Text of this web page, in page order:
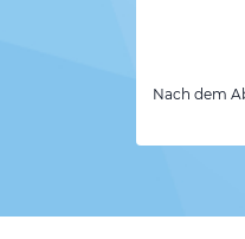
Nach dem